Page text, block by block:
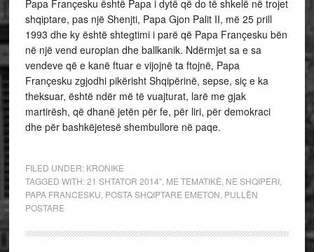
Papa Françesku është Papa i dytë që do të shkelë në trojet
shqiptare, pas një Shenjti, Papa Gjon Palit II, më 25 prill
1993 dhe ky është shtegtimi i parë që Papa Françesku bën
në një vend europian dhe ballkanik. Ndërmjet sa e sa
vendeve që e kanë ftuar e vijojnë ta ftojnë, Papa
Françesku zgjodhi pikërisht Shqipërinë, sepse, siç e ka
theksuar, është ndër më të vuajturat, larë me gjak
martirësh, që dhanë jetën për fe, për liri, për demokraci
dhe për bashkëjetesë shembullore në paqe.
FILED UNDER: KRONIKE
TAGGED WITH:21 SHTATOR 2014”, ME TEMATIKË NE SHQIPERI,
PAPA FRANCESKU POSTA SHQIPTARE EMETON PULLËN
POSTARE